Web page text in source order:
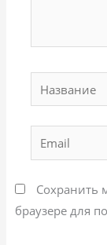
Email
Сохранить
браузере для